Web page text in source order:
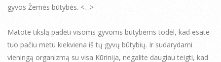
gyvos Žemės būtybės. <…>
Matote tikslą padėti visoms gyvoms būtybėms todėl, kad esate
tuo pačiu metu kiekviena iš tų gyvų būtybių. Ir sudarydami
vieningą organizmą su visa Kūrinija, negalite daugiau teigti, kad